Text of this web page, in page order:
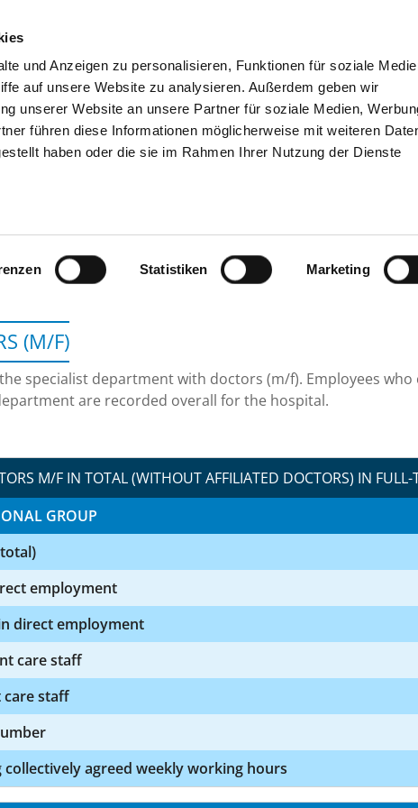
und Anzeigen zu personalisieren, Funktionen für soziale
auf unsere Website zu analysieren. Außerdem geben wir
unserer Website an unsere Partner für soziale Medien,
führen diese Informationen möglicherweise mit weiteren
haben oder die sie im Rahmen Ihrer Nutzung der Dienste
Statistiken Marketing
SEARCH TIPS & HELP THE GHD
(M/F)
specialist department with doctors (m/f). Employees who
are recorded overall for the hospital.
M/F IN TOTAL (WITHOUT AFFILIATED DOCTORS) IN FULL-
GROUP
employment
direct employment
care staff
care staff
collectively agreed weekly working hours